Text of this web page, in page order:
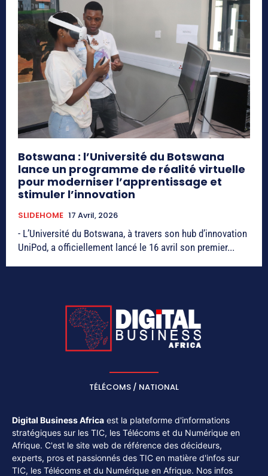
Botswana : l’Université du Botswana
lance un programme de réalité virtuelle
pour moderniser l’apprentissage et
stimuler l’innovation
SLIDEHOME 17 Avril, 2026
- L’Université du Botswana, à travers son hub d’innovation
UniPod, a officiellement lancé le 16 avril son premier...
TÉLÉCOMS / NATIONAL
Digital Business Africa est la plateforme d'informations
stratégiques sur les TIC, les Télécoms et du Numérique en
Afrique. C'est le site web de référence des décideurs,
experts, pros et passionnés des TIC en matière d'infos sur
TIC, les Télécoms et du Numérique en Afrique. Nos infos